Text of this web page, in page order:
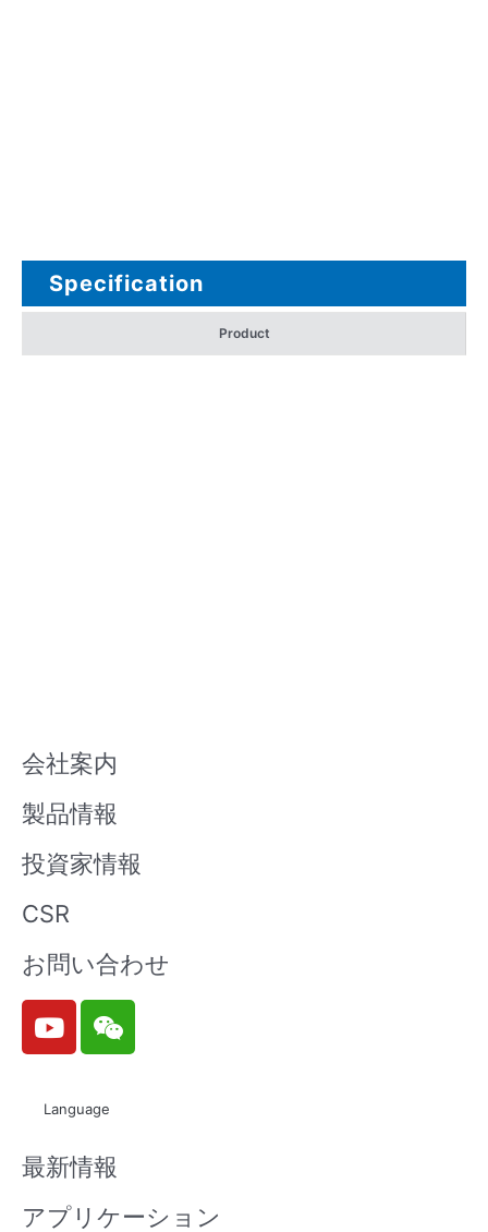
Specification
Product
会社案内
製品情報
投資家情報
CSR
お問い合わせ
Y
o
u
b
e
W
e
i
n
Language
最新情報
アプリケーション